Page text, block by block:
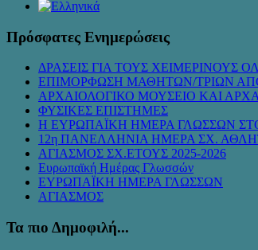
Πρόσφατες Ενημερώσεις
ΔΡΑΣΕΙΣ ΓΙΑ ΤΟΥΣ ΧΕΙΜΕΡΙΝΟΥΣ
ΕΠΙΜΟΡΦΩΣΗ ΜΑΘΗΤΩΝ/ΤΡΙΩΝ
ΑΡΧΑΙΟΛΟΓΙΚΟ ΜΟΥΣΕΙΟ ΚΑΙ
ΦΥΣΙΚΕΣ ΕΠΙΣΤΗΜΕΣ
Η ΕΥΡΩΠΑΪΚΗ ΗΜΕΡΑ ΓΛΩΣΣΩΝ
12η ΠΑΝΕΛΛΗΝΙΑ ΗΜΕΡΑ ΣΧ.
ΑΓΙΑΣΜΟΣ ΣΧ.ΕΤΟΥΣ 2025-2026
Ευρωπαϊκή Ημέρας Γλωσσών
ΕΥΡΩΠΑΪΚΗ ΗΜΕΡΑ ΓΛΩΣΣΩΝ
ΑΓΙΑΣΜΟΣ
Τα πιο Δημοφιλή...